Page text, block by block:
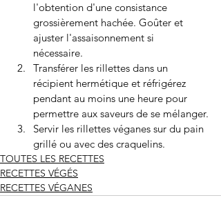
l'obtention d'une consistance
grossièrement hachée. Goûter et
ajuster l'assaisonnement si
nécessaire.
Transférer les rillettes dans un
récipient hermétique et réfrigérez
pendant au moins une heure pour
permettre aux saveurs de se mélanger.
Servir les rillettes véganes sur du pain
grillé ou avec des craquelins.
TOUTES LES RECETTES
RECETTES VÉGÉS
RECETTES VÉGANES